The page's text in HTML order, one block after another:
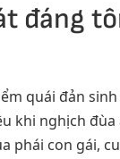
đáng
quái đản
khi nghịch
phái con gái,